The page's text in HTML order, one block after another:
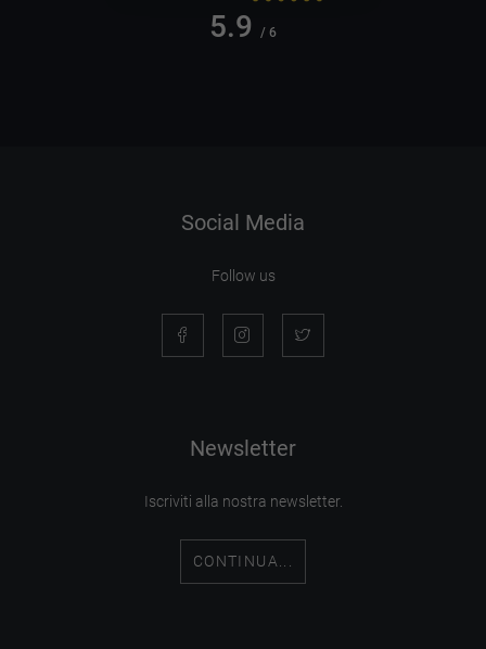
5.9 / 6
Social Media
Follow us
Newsletter
Iscriviti alla nostra newsletter.
CONTINUA...